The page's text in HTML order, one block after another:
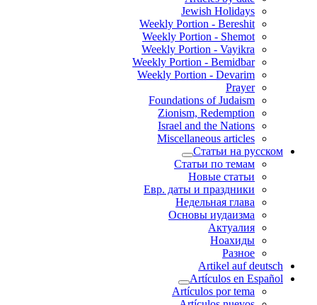
Jewish Holidays
Weekly Portion - Bereshit
Weekly Portion - Shemot
Weekly Portion - Vayikra
Weekly Portion - Bemidbar
Weekly Portion - Devarim
Prayer
Foundations of Judaism
Zionism, Redemption
Israel and the Nations
Miscellaneous articles
Статьи на русском
Статьи по темам
Новые статьи
Евр. даты и праздники
Недельная глава
Основы иудаизма
Актуалия
Ноахиды
Разное
Artikel auf deutsch
Artículos en Español
Artículos por tema